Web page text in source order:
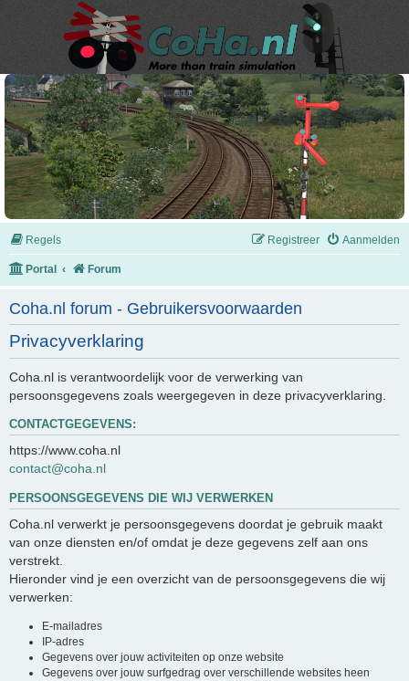
Regels Aanmelden
Registreer
Portal Forum
Coha.nl forum - Gebruikersvoorwaarden
Privacyverklaring
Coha.nl is verantwoordelijk voor de verwerking van
persoonsgegevens zoals weergegeven in deze privacyverklaring.
CONTACTGEGEVENS:
https://www.coha.nl
contact@coha.nl
PERSOONSGEGEVENS DIE WIJ VERWERKEN
Coha.nl verwerkt je persoonsgegevens doordat je gebruik maakt
van onze diensten en/of omdat je deze gegevens zelf aan ons
verstrekt.
Hieronder vind je een overzicht van de persoonsgegevens die wij
verwerken:
E-mailadres
IP-adres
Gegevens over jouw activiteiten op onze website
Gegevens over jouw surfgedrag over verschillende websites heen